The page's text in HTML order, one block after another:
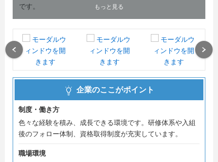
です。
様々なフィールドでチャレンジできるＪＡおおいたで大き
く成長してください！
エントリーお待ちしています。
もっと見る
企業のここがポイント
制度・働き方
色々な経験を積み、成長できる環境です。研修体系や入組
後のフォロー体制、資格取得制度が充実しています。
職場環境